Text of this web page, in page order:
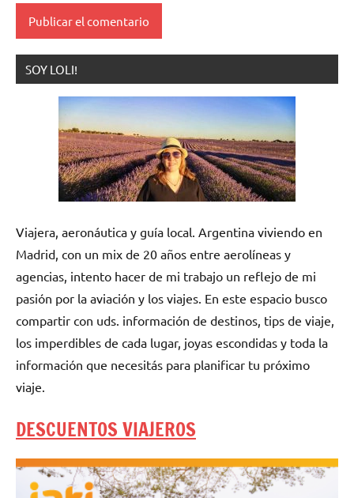
SOY LOLI!
Viajera, aeronáutica y guía local. Argentina viviendo en
Madrid, con un mix de 20 años entre aerolíneas y
agencias, intento hacer de mi trabajo un reflejo de mi
pasión por la aviación y los viajes. En este espacio busco
compartir con uds. información de destinos, tips de viaje,
los imperdibles de cada lugar, joyas escondidas y toda la
información que necesitás para planificar tu próximo
viaje.
DESCUENTOS VIAJEROS